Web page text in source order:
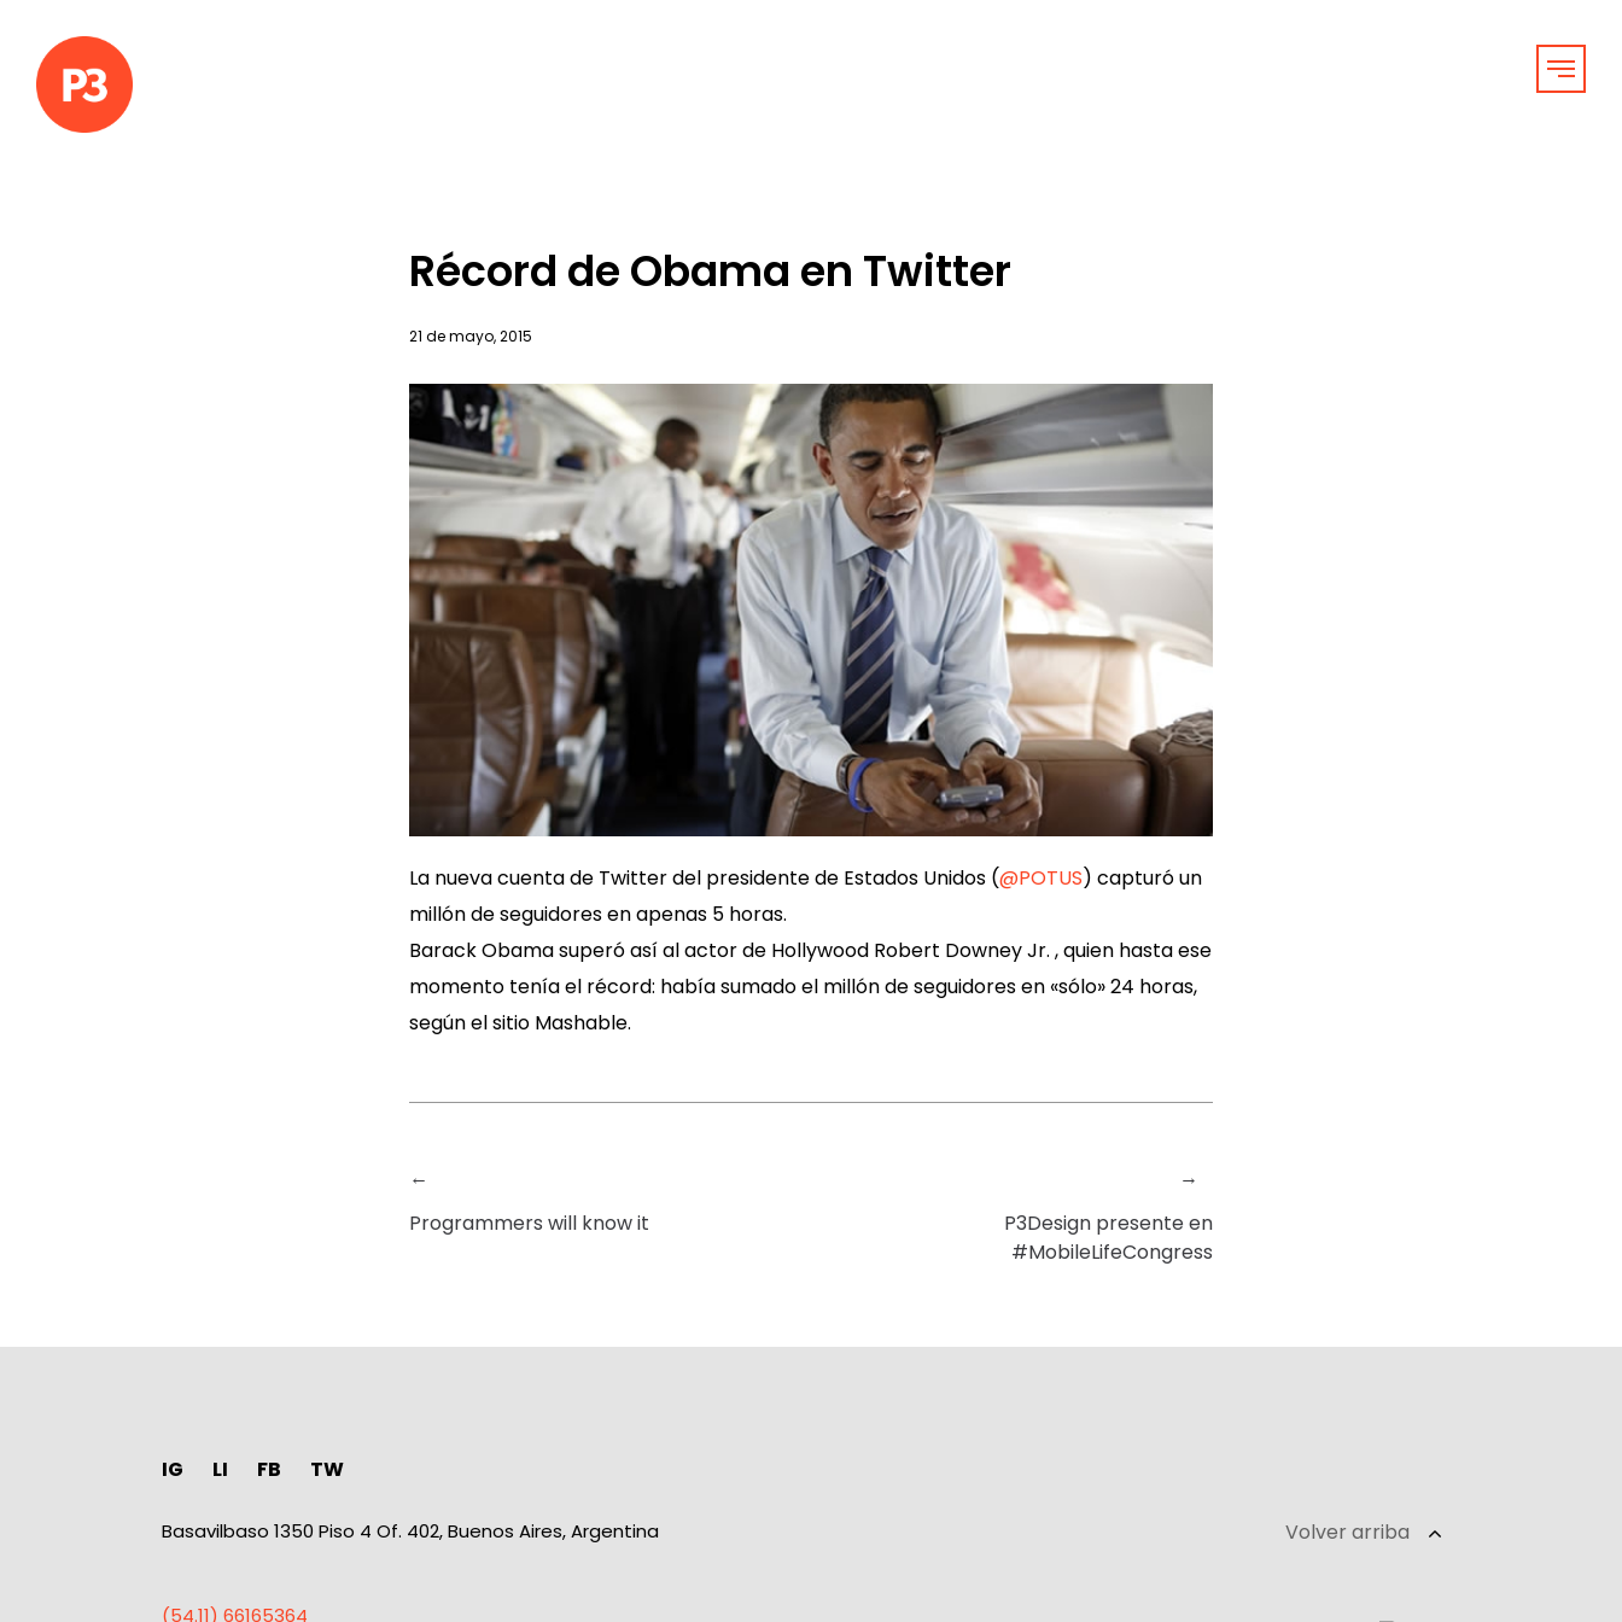
Récord de Obama en Twitter
21 de mayo, 2015
La nueva cuenta de Twitter del presidente de Estados Unidos (@POTUS) capturó un
millón de seguidores en apenas 5 horas.
Barack Obama superó así al actor de Hollywood Robert Downey Jr. , quien hasta ese
momento tenía el récord: había sumado el millón de seguidores en «sólo» 24 horas,
según el sitio Mashable.
←
Programmers will know it
→
P3Design presente en
‪#‎MobileLifeCongress‬
IG LI FB TW
Basavilbaso 1350 Piso 4 Of. 402, Buenos Aires, Argentina
(54.11) 66165364
Volver arriba